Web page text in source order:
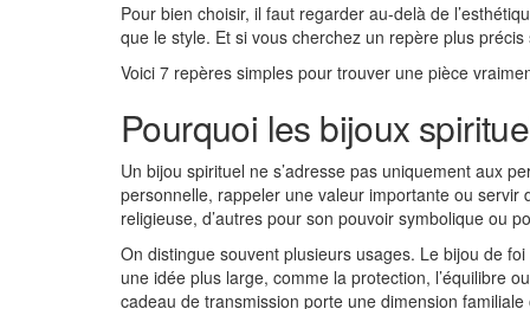
Pour bien choisir, il faut regarder au-delà de
que le style. Et si vous cherchez un repère plus
Voici 7 repères simples pour trouver une pièce
Pourquoi les bijoux
Un bijou spirituel ne s’adresse pas uniquement aux
personnelle, rappeler une valeur importante ou
religieuse, d’autres pour son pouvoir symbolique ou
On distingue souvent plusieurs usages. Le bijou de
une idée plus large, comme la protection, l’équilibre
cadeau de transmission porte une dimension familiale